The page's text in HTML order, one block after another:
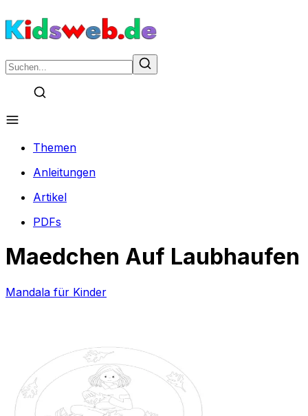
Themen
Anleitungen
Artikel
PDFs
Maedchen Auf Laubhaufen
Mandala für Kinder